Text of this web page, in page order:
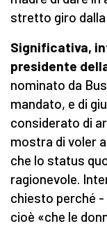
stretto giro
Significativa,
presidente
nominato da
mandato, e di
considerato di
mostra di voler
che lo status
ragionevole.
chiesto perché -
cioè «che le